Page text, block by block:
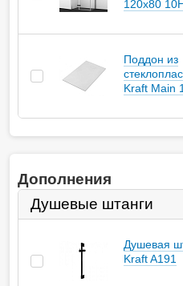
120х80
Поддон из
Kraft Main
Дополнения
Душевые штанги
Душевая
Kraft A191